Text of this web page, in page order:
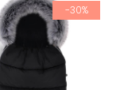
-30%